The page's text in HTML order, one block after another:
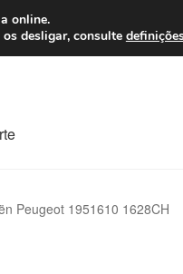
Seg-Sex,
Peugeot 1951610 1628CH
online.
desligar, consulte